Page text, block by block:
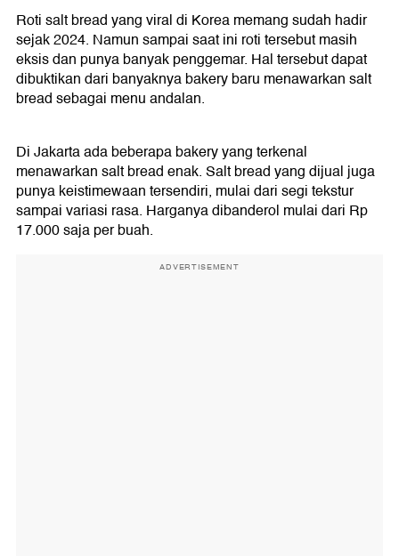
Roti salt bread yang viral di Korea memang sudah hadir
sejak 2024. Namun sampai saat ini roti tersebut masih
eksis dan punya banyak penggemar. Hal tersebut dapat
dibuktikan dari banyaknya bakery baru menawarkan salt
bread sebagai menu andalan.
Di Jakarta ada beberapa bakery yang terkenal
menawarkan salt bread enak. Salt bread yang dijual juga
punya keistimewaan tersendiri, mulai dari segi tekstur
sampai variasi rasa. Harganya dibanderol mulai dari Rp
17.000 saja per buah.
ADVERTISEMENT